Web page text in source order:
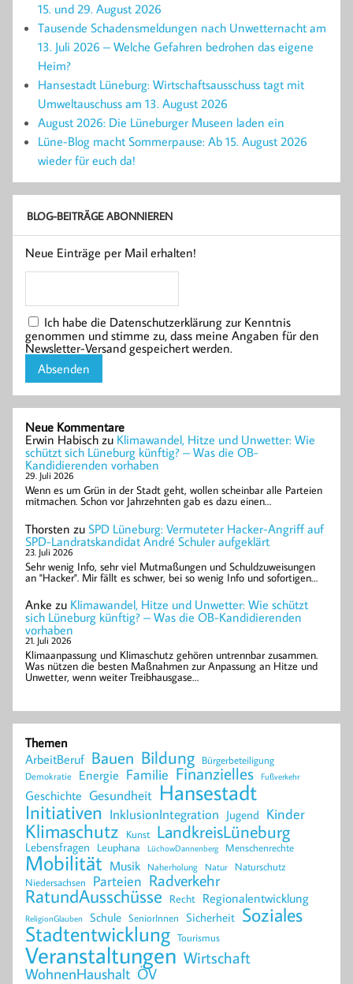
15. und 29. August 2026
Tausende Schadensmeldungen nach Unwetternacht am
13. Juli 2026 – Welche Gefahren bedrohen das eigene
Heim?
Hansestadt Lüneburg: Wirtschaftsausschuss tagt mit
Umweltauschuss am 13. August 2026
August 2026: Die Lüneburger Museen laden ein
Lüne-Blog macht Sommerpause: Ab 15. August 2026
wieder für euch da!
BLOG-BEITRÄGE ABONNIEREN
Neue Einträge per Mail erhalten!
Ich habe die Datenschutzerklärung zur Kenntnis
genommen und stimme zu, dass meine Angaben für den
Newsletter-Versand gespeichert werden.
Neue Kommentare
Erwin Habisch zu Klimawandel, Hitze und Unwetter: Wie
schützt sich Lüneburg künftig? – Was die OB-
Kandidierenden vorhaben
29. Juli 2026
Wenn es um Grün in der Stadt geht, wollen scheinbar alle Parteien
mitmachen. Schon vor Jahrzehnten gab es dazu einen…
Thorsten zu SPD Lüneburg: Vermuteter Hacker-Angriff auf
SPD-Landratskandidat André Schuler aufgeklärt
23. Juli 2026
Sehr wenig Info, sehr viel Mutmaßungen und Schuldzuweisungen
an "Hacker". Mir fällt es schwer, bei so wenig Info und sofortigen…
Anke zu Klimawandel, Hitze und Unwetter: Wie schützt
sich Lüneburg künftig? – Was die OB-Kandidierenden
vorhaben
21. Juli 2026
Klimaanpassung und Klimaschutz gehören untrennbar zusammen.
Was nützen die besten Maßnahmen zur Anpassung an Hitze und
Unwetter, wenn weiter Treibhausgase…
Themen
ArbeitBeruf Bauen Bildung Bürgerbeteiligung
Demokratie Energie Familie Finanzielles Fußverkehr
Geschichte Gesundheit Hansestadt
Initiativen InklusionIntegration Jugend Kinder
Klimaschutz Kunst LandkreisLüneburg
Lebensfragen Leuphana LüchowDannenberg Menschenrechte
Mobilität Musik Naherholung Natur Naturschutz
Niedersachsen Parteien Radverkehr
RatundAusschüsse Recht Regionalentwicklung
ReligionGlauben Schule SeniorInnen Sicherheit Soziales
Stadtentwicklung Tourismus
Veranstaltungen Wirtschaft
WohnenHaushalt ÖV